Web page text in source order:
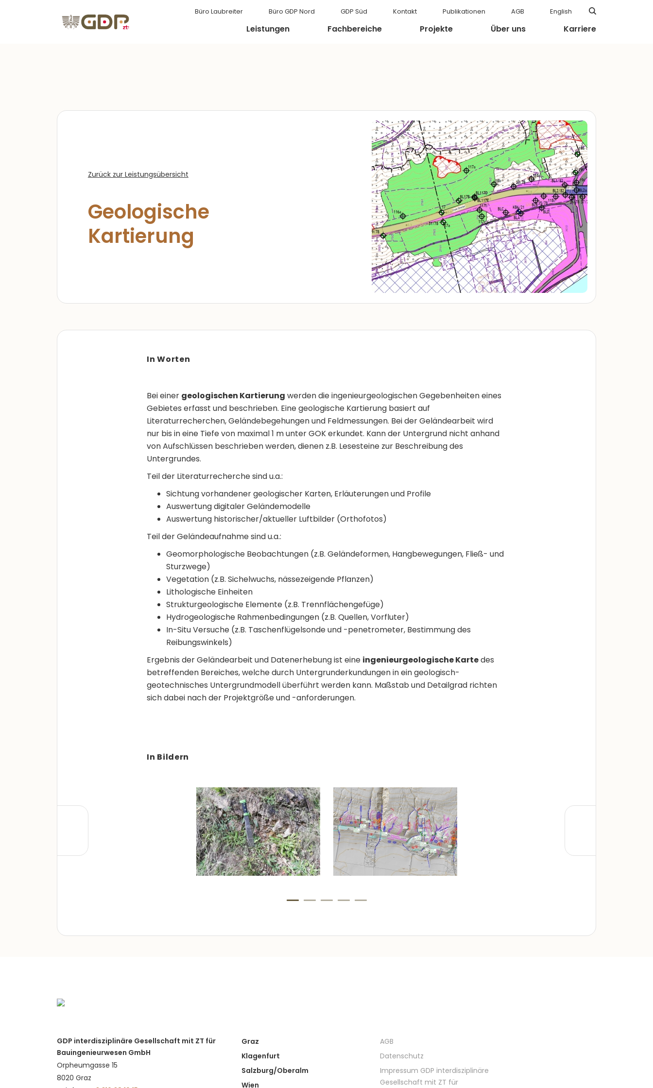
Büro Laubreiter Büro GDP Nord GDP Süd Kontakt Publikationen AGB English
Leistungen Fachbereiche Projekte Über uns Karriere
Zurück zur Leistungsübersicht
Geologische
Kartierung
In Worten
Bei einer geologischen Kartierung werden die ingenieurgeologischen Gegebenheiten eines
Gebietes erfasst und beschrieben. Eine geologische Kartierung basiert auf
Literaturrecherchen, Geländebegehungen und Feldmessungen. Bei der Geländearbeit wird
nur bis in eine Tiefe von maximal 1 m unter GOK erkundet. Kann der Untergrund nicht anhand
von Aufschlüssen beschrieben werden, dienen z.B. Lesesteine zur Beschreibung des
Untergrundes.
Teil der Literaturrecherche sind u.a.:
Sichtung vorhandener geologischer Karten, Erläuterungen und Profile
Auswertung digitaler Geländemodelle
Auswertung historischer/aktueller Luftbilder (Orthofotos)
Teil der Geländeaufnahme sind u.a.:
Geomorphologische Beobachtungen (z.B. Geländeformen, Hangbewegungen, Fließ- und
Sturzwege)
Vegetation (z.B. Sichelwuchs, nässezeigende Pflanzen)
Lithologische Einheiten
Strukturgeologische Elemente (z.B. Trennflächengefüge)
Hydrogeologische Rahmenbedingungen (z.B. Quellen, Vorfluter)
In-Situ Versuche (z.B. Taschenflügelsonde und -penetrometer, Bestimmung des
Reibungswinkels)
Ergebnis der Geländearbeit und Datenerhebung ist eine ingenieurgeologische Kartedes
betreffenden Bereiches, welche durch Untergrunderkundungen in ein geologisch-
geotechnisches Untergrundmodell überführt werden kann. Maßstab und Detailgrad richten
sich dabei nach der Projektgröße und -anforderungen.
In Bildern
GDP interdisziplinäre Gesellschaft mit ZT für
Bauingenieurwesen GmbH
Orpheumgasse 15
8020 Graz
Graz
Klagenfurt
Salzburg/Oberalm
Wien
AGB
Datenschutz
Impressum GDP interdisziplinäre
Gesellschaft mit ZT für